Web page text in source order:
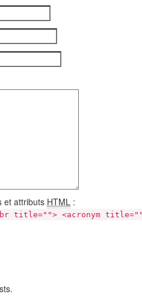
et attributs HTML :
title=""> <acronym